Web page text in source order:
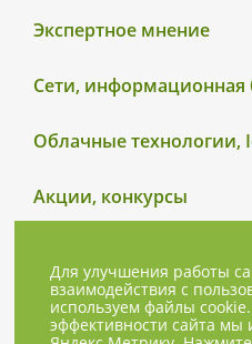
Экспертное мнение
Сети, информационная
Облачные технологии,
Акции, конкурсы
Для улучшения работы
взаимодействия с
используем файлы
эффективности сайта мы